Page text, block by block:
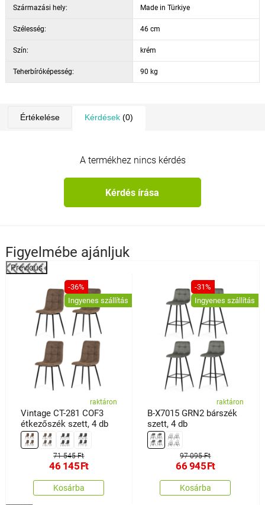
Származási hely: Made in Türkiye
Szélesség: 46 cm
Szín: krém
Teherbíróképesség: 90 kg
Értékelése Kérdések(0)
A termékhez nincs kérdés
Kérdés írása
Figyelmébe ajánljuk
Previous
-36%
Ingyenes szállítás
raktáron
Vintage CT-281 COF3
étkezőszék szett, 4 db
71 545 Ft
46 145Ft
Kosárba
-31%
Ingyenes szállítás
raktáron
B-X7015 GRN2 bárszék
szett, 4 db
97 095 Ft
66 945Ft
Kosárba